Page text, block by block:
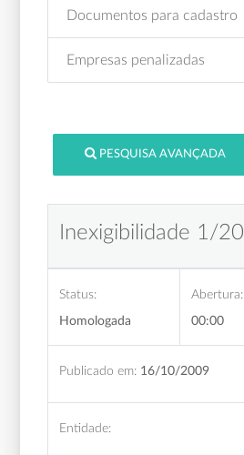
Documentos para cadastro
Empresas penalizadas
PESQUISA AVANÇADA
Inexigibilidade 1/
Status:
Homologada
Abertura:
00:00
Publicado em: 16/10/2009
Entidade: